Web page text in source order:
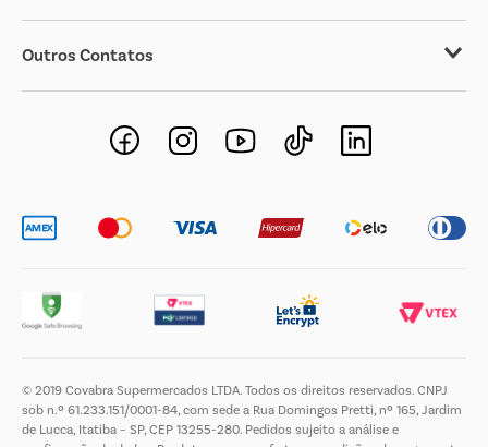
Outros Contatos
Negócios Imobiliários
Novos Fornecedores
© 2019 Covabra Supermercados LTDA. Todos os direitos reservados. CNPJ
sob n.º 61.233.151/0001-84, com sede a Rua Domingos Pretti, nº 165, Jardim
de Lucca, Itatiba – SP, CEP 13255-280. Pedidos sujeito a análise e